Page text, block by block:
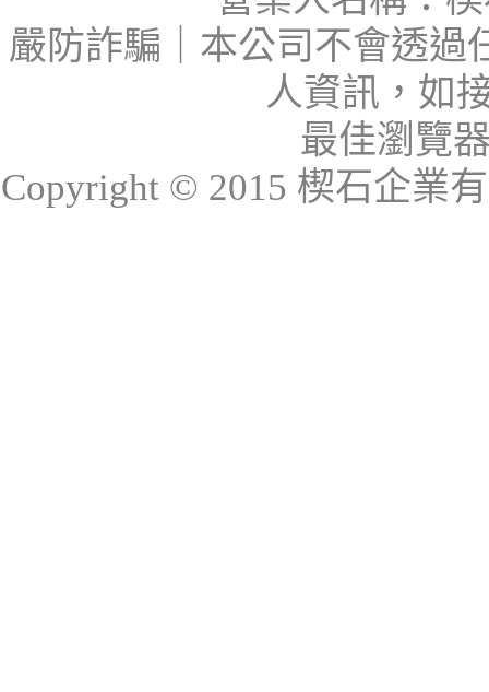
嚴防詐騙｜本公司不會透過
人資訊，如
最佳瀏覽
Copyright © 2015 楔石企業